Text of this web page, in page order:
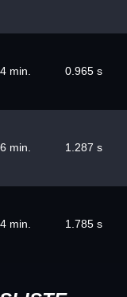
min. 0.965 s
min. 1.287 s
min. 1.785 s